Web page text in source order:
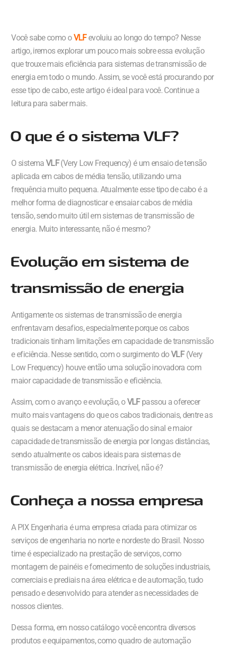
Você sabe como oVLFevoluiu ao longo do tempo? Nesse
artigo, iremos explorar um pouco mais sobre essa evolução
que trouxe mais eficiência para sistemas de transmissão de
energia em todo o mundo. Assim, se você está procurando por
esse tipo de cabo, este artigo é ideal para você. Continue a
leitura para saber mais.
O que é o sistema VLF?
O sistema VLF(Very Low Frequency) é um ensaio de tensão
aplicada em cabos de média tensão, utilizando uma
frequência muito pequena. Atualmente esse tipo de cabo é a
melhor forma de diagnosticar e ensaiar cabos de média
tensão, sendo muito útil em sistemas de transmissão de
energia. Muito interessante, não é mesmo?
Evolução em sistema de
transmissão de energia
Antigamente os sistemas de transmissão de energia
enfrentavam desafios, especialmente porque os cabos
tradicionais tinham limitações em capacidade de transmissão
e eficiência. Nesse sentido, com o surgimento doVLF(Very
Low Frequency) houve então uma solução inovadora com
maior capacidade de transmissão e eficiência.
Assim, com o avanço e evolução, oVLFpassou a oferecer
muito mais vantagens do que os cabos tradicionais, dentre as
quais se destacam a menor atenuação do sinal e maior
capacidade de transmissão de energia por longas distâncias,
sendo atualmente os cabos ideais para sistemas de
transmissão de energia elétrica. Incrível, não é?
Conheça a nossa empresa
A PIX Engenharia é uma empresa criada para otimizar os
serviços de engenharia no norte e nordeste do Brasil. Nosso
time é especializado na prestação de serviços, como
montagem de painéis e fornecimento de soluções industriais,
comerciais e prediais na área elétrica e de automação, tudo
pensado e desenvolvido para atender as necessidades de
nossos clientes.
Dessa forma, em nosso catálogo você encontra diversos
produtos e equipamentos, como quadro de automação